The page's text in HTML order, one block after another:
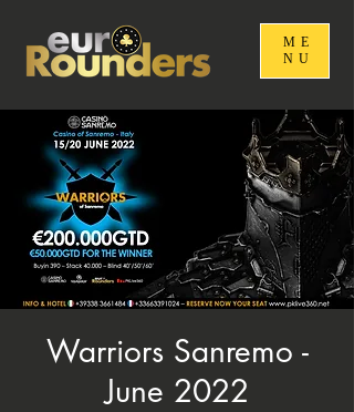
ME
NU
Warriors Sanremo -
June 2022